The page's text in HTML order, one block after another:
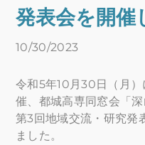
発表会を開催
10/30/2023
令和5年10月30日（月
催、都城高専同窓会「
第3回地域交流・研究発
ました。
会費
都城高専ゆ
H29
平成30年